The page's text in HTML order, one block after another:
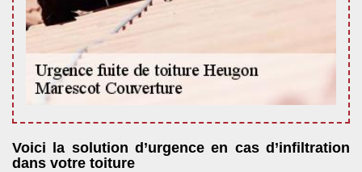
Voici la solution d’urgence en cas d’infiltration
dans votre toiture